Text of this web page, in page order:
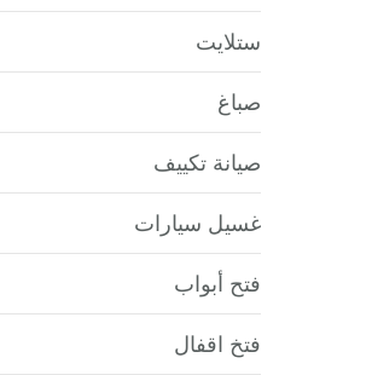
ستلايت
صباغ
صيانة تكييف
غسيل سيارات
فتح أبواب
فتخ اقفال